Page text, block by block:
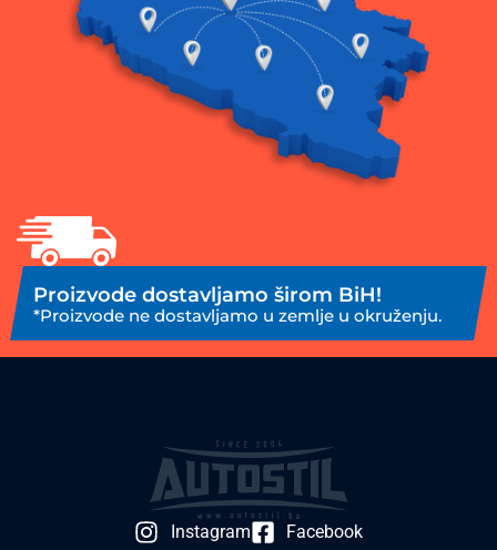
Proizvode dostavljamo širom BiH!
*Proizvode ne dostavljamo u zemlje u okruženju.
Instagram Facebook